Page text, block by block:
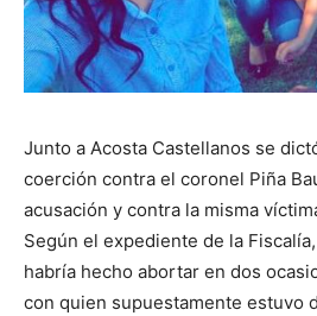
Junto a Acosta Castellanos se
coerción contra el coronel Piña
acusación y contra la misma
Según el expediente de la
habría hecho abortar en dos
con quien supuestamente estuvo